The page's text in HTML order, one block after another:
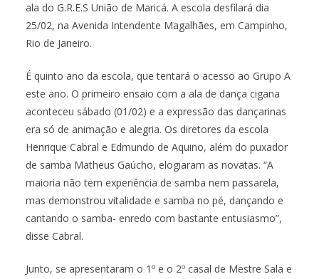
ala do G.R.E.S União de Maricá. A escola desfilará dia
25/02, na Avenida Intendente Magalhães, em Campinho,
Rio de Janeiro.
É quinto ano da escola, que tentará o acesso ao Grupo A
este ano. O primeiro ensaio com a ala de dança cigana
aconteceu sábado (01/02) e a expressão das dançarinas
era só de animação e alegria. Os diretores da escola
Henrique Cabral e Edmundo de Aquino, além do puxador
de samba Matheus Gaúcho, elogiaram as novatas. “A
maioria não tem experiência de samba nem passarela,
mas demonstrou vitalidade e samba no pé, dançando e
cantando o samba- enredo com bastante entusiasmo”,
disse Cabral.
Junto, se apresentaram o 1º e o 2º casal de Mestre Sala e